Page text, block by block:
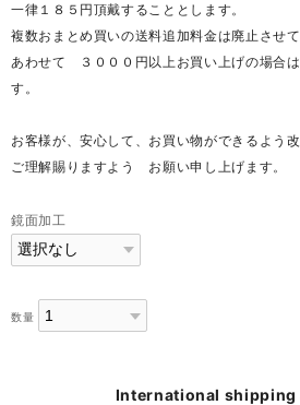
一律１８５円頂戴することとします。
複数おまとめ買いの送料追加料金は廃止させて
あわせて ３０００円以上お買い上げの場合
す。
お客様が、安心して、お買い物ができるよう
ご理解賜りますよう お願い申し上げます。
鏡面加工
数量
International shipping